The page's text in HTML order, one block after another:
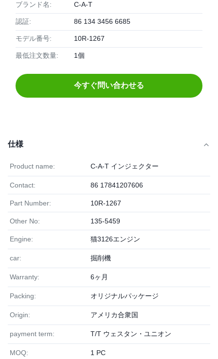
ブランド名: C-A-T
認証: 86 134 3456 6685
モデル番号: 10R-1267
最低注文数量: 1個
今すぐ問い合わせる
仕様
Product name: C-A-T インジェクター
Contact: 86 17841207606
Part Number: 10R-1267
Other No: 135-5459
Engine: 猫3126エンジン
car: 掘削機
Warranty: 6ヶ月
Packing: オリジナルパッケージ
Origin: アメリカ合衆国
payment term: T/T ウェスタン・ユニオン
MOQ: 1 PC